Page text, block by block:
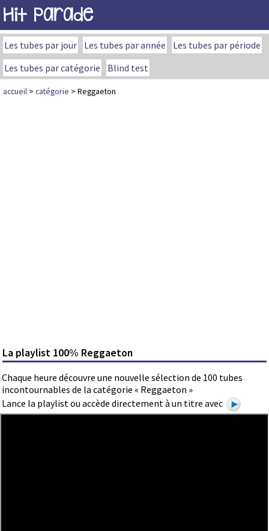
Hit Parade
Les tubes par jour Les tubes par année
Les tubes par période
Les tubes par catégorie
Blind test
accueil > catégorie > Reggaeton
La playlist 100% Reggaeton
Chaque heure découvre une nouvelle sélection de 100 tubes
incontournables de la catégorie « Reggaeton »
Lance la playlist ou accède directement à un titre avec